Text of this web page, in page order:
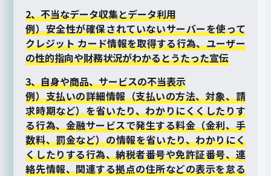
2、不当なデータ収集とデータ利用
例）安全性が確保されていないサーバーを使って
クレジット カード情報を取得する行為、ユーザー
の性的指向や財務状況がわかるとうたった宣伝
3、自身や商品、サービスの不当表示
例）支払いの詳細情報（支払いの方法、対象、請
求時期など）を省いたり、わかりにくくしたりす
る行為、金融サービスで発生する料金（金利、手
数料、罰金など）の情報を省いたり、わかりにく
くしたりする行為、納税者番号や免許証番号、連
絡先情報、関連する拠点の住所などの表示を怠る